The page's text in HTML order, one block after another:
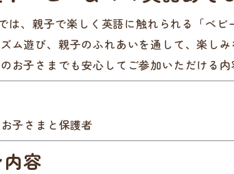
は、親子で楽しく英語に触れられる「ベビ
ム遊び、親子のふれあいを通して、楽し
お子さまでも安心してご参加いただける
子さまと保護者
内容